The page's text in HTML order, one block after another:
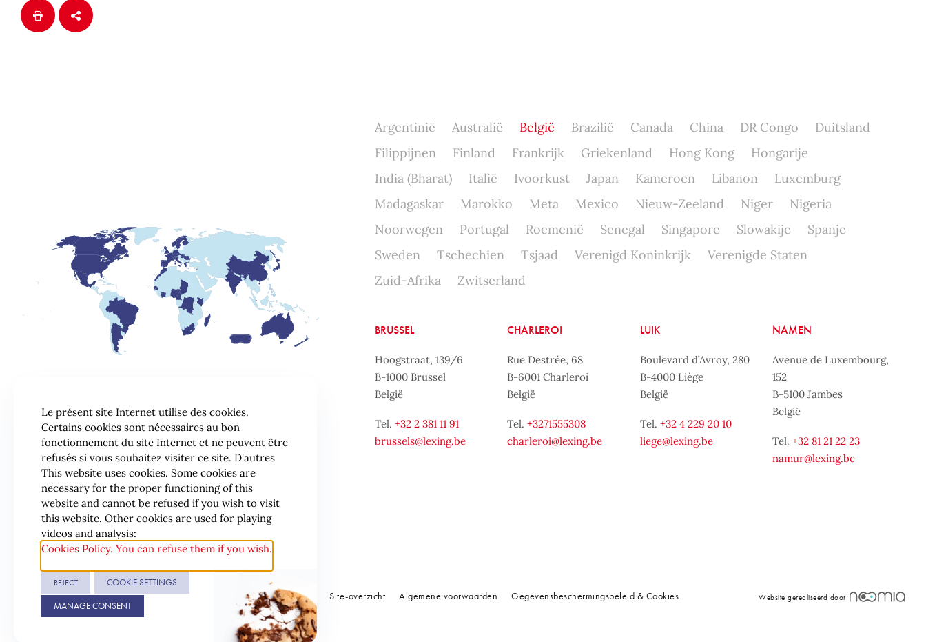
Argentinië Australië België Brazilië Canada China DR Congo
Duitsland
Filippijnen
Finland Frankrijk Griekenland Hong Kong
Hongarije
India (Bharat)
Italië Ivoorkust Japan Kameroen Libanon
Luxemburg
Madagaskar
Marokko Meta Mexico Nieuw-Zeeland Niger
Nigeria
Noorwegen
Portugal Roemenië Senegal Singapore Slowakije
Spanje
Sweden
Tschechien Tsjaad Verenigd Koninkrijk
Verenigde Staten
Zuid-Afrika
Zwitserland
BRUSSEL
Hoogstraat, 139/6
B-1000 Brussel
België
Tel. +32 2 381 11 91
brussels@lexing.be
CHARLEROI
Rue Destrée, 68
B-6001 Charleroi
België
Tel.+3271555308
charleroi@lexing.be
LUIK
Boulevard d’Avroy, 280
B-4000 Liège
België
Tel. +32 4 229 20 10
liege@lexing.be
NAMEN
Avenue de Luxembourg,
152
B-5100 Jambes
België
Tel.+32 81 21 22 23
namur@lexing.be
© 2026 Lexing Site-overzicht Algemene voorwaarden Gegevensbeschermingsbeleid & Cookies Website gerealiseerd door
Le présent site Internet utilise des cookies.
Certains cookies sont nécessaires au bon
fonctionnement du site Internet et ne peuvent être
refusés si vous souhaitez visiter ce site. D'autres
This website uses cookies. Some cookies are
necessary for the proper functioning of this
website and cannot be refused if you wish to visit
this website. Other cookies are used for playing
videos and analysis:
Cookies Policy. You can refuse them if you wish.
REJECT
COOKIE SETTINGS
MANAGE CONSENT